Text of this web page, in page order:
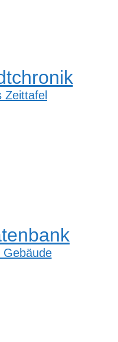
Zeittafel
Gebäude